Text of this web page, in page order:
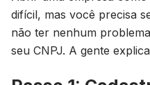
difícil, mas você precisa
não ter nenhum
seu CNPJ. A gente